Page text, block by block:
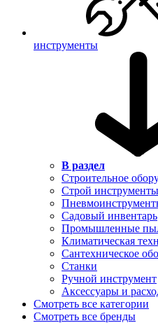
инструменты
В раздел
Строительное
Строй инструменты
Садовый инвентарь
Промышленные
Климатическая
Сантехническое
Станки
Ручной инструмент
Аксессуары и
Смотреть все категории
Смотреть все бренды